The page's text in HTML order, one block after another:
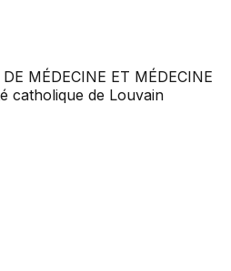
MÉDECINE ET MÉDECINE
catholique de Louvain